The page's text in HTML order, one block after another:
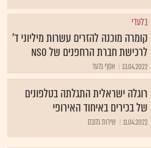
בלעדי
קומרה מוכנה להזרים עשרות מיליוני ד'
לרכישת חברת הרחפנים של NSO
13.04.2022 אסף גלעד
רוגלה ישראלית התגלתה בטלפונים
של בכירים באיחוד האירופי
11.04.2022 שירות גלובס